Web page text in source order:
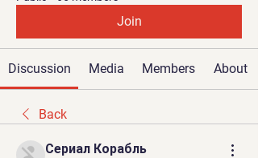
Join
Discussion Media Members About
Back
Сериал Корабль